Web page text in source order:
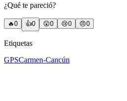
¿Qué te pareció?
🔥0 👍0 😲0 😢0 😠0
Etiquetas
GPSCarmen-Cancún